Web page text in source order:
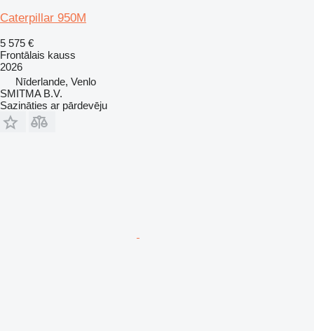
Caterpillar 950M
5 575 €
Frontālais kauss
2026
Nīderlande, Venlo
SMITMA B.V.
Sazināties ar pārdevēju